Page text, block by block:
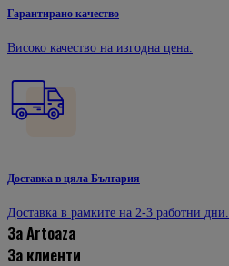
Гарантирано качество
Високо качество на изгодна цена.
Доставка в цяла България
Доставка в рамките на 2-3 работни дни.
За Artoaza
За клиенти